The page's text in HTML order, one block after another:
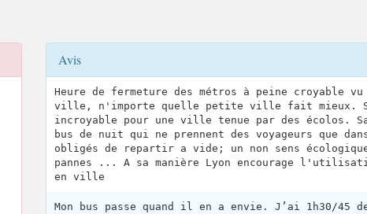
Avis
Heure de fermeture des métros à peine croyable
ville, n'importe quelle petite ville fait mieux.
incroyable pour une ville tenue par des écolos.
bus de nuit qui ne prennent des voyageurs que
obligés de repartir a vide; un non sens
pannes ... A sa manière Lyon encourage
en ville
Mon bus passe quand il en a envie. J’ai 1h30/45